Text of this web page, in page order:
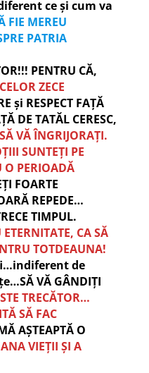
ce și cum va
FIE MEREU
PATRIA
PENTRU CĂ,
ZECE
și RESPECT FAȚĂ
DE TATĂL CERESC,
VĂ ÎNGRIJORAȚI.
SUNTEȚI PE
O PERIOADĂ
FOARTE
REPEDE…
TIMPUL.
CA SĂ
TOTDEAUNA!
de
VĂ GÂNDIȚI
TRECĂTOR…
SĂ FAC
AȘTEAPTĂ O
VIEȚII ȘI A